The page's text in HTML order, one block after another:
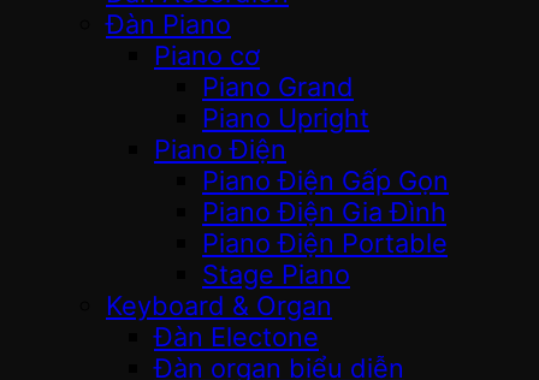
Đàn Piano
Piano cơ
Piano Grand
Piano Upright
Piano Điện
Piano Điện Gấp Gọn
Piano Điện Gia Đình
Piano Điện Portable
Stage Piano
Keyboard & Organ
Đàn Electone
Đàn organ biểu diễn